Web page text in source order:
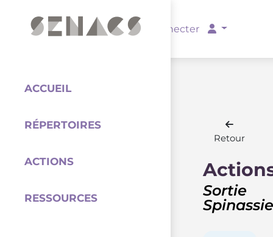
Se connecter
ACCUEIL
RÉPERTOIRES
ACTIONS
RESSOURCES
Retour
Sortie